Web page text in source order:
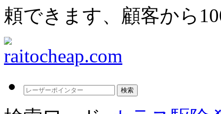
頼できます、顧客から